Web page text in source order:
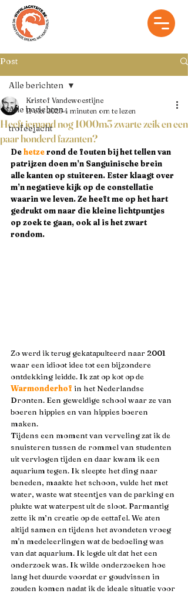
Post
Alle berichten
trofeejacht
Alle berichten
Heeft iemand nog 1000m3 zwarte zeik en een
paar honderd fazanten?
Kristof Vandewoestijne
11 okt 2025 4 minuten om te lezen
De hetze rond de fouten bij het tellen van
patrijzen doen m’n Sanguinische brein
alle kanten op stuiteren. Ester klaagt over
m’n negatieve kijk op de constellatie
waarin we leven. Ze heeft me op het hart
gedrukt om naar die kleine lichtpuntjes
op zoek te gaan, ook al is het zwart
rondom.
Zo werd ik terug gekatapulteerd naar 2001
waar een idioot idee tot een bijzondere
ontdekking leidde. Ik zat op kot op de
Warmonderhof in het Nederlandse
Dronten. Een geweldige school waar ze van
boeren hippies en van hippies boeren
maken.
Tijdens een moment van verveling zat ik de
snuisteren tussen de rommel van studenten
uit vervlogen tijden en daar kwam ik een
aquarium tegen. Ik sleepte het ding naar
beneden, maakte het schoon, vulde het met
water, waste wat steentjes van de parking en
plukte wat waterpest uit de sloot. Parmantig
zette ik m’n creatie op de eettafel. We aten
altijd samen en tijdens het avondeten vroeg
m'n medeleerlingen wat de bedoeling was
van dat aquarium. Ik legde uit dat het een
onderzoek was. Ik wilde onderzoeken hoe
lang het duurde voordat er goudvissen in
zouden komen nadat ik de ideale situatie voor